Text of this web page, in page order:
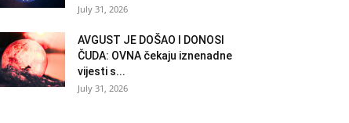
July 31, 2026
AVGUST JE DOŠAO I DONOSI
ČUDA: OVNA čekaju iznenadne
vijesti s...
July 31, 2026